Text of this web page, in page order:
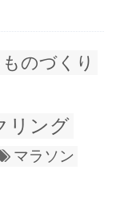
ものづくり
リング
マラソン